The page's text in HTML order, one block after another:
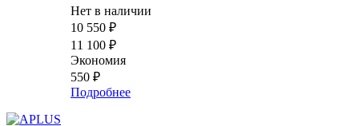
Нет в наличии
10 550 ₽
11 100 ₽
Экономия
550 ₽
Подробнее